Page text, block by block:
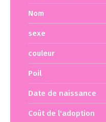
Nom
sexe
couleur
Poil
Date de naissance
Coût de l'adoption